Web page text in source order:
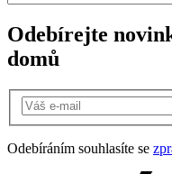
Odebírejte
domů
Odebíráním souhlasíte se